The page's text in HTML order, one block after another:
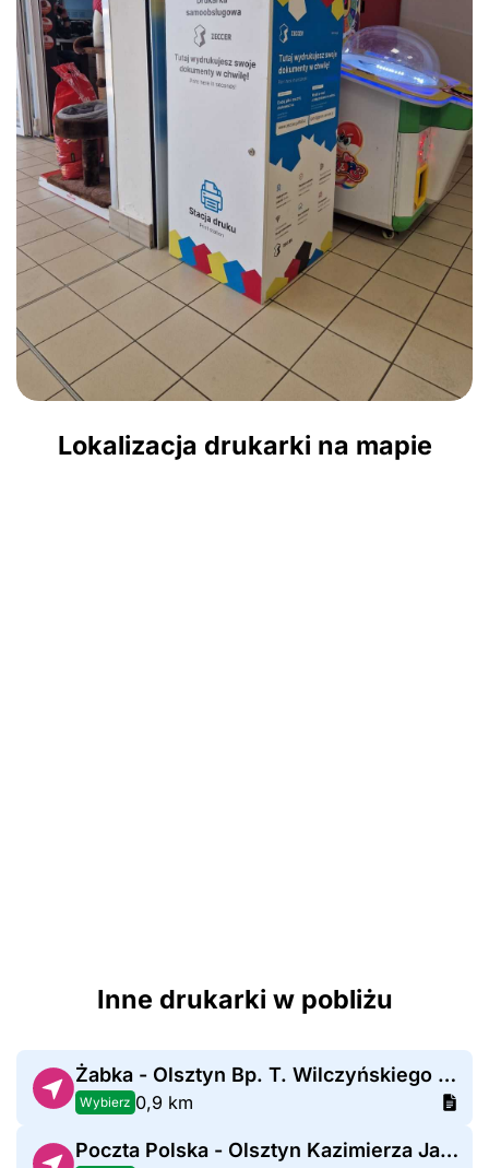
Lokalizacja drukarki na mapie
Inne drukarki w pobliżu
Żabka - Olsztyn Bp. T. Wilczyńskiego 16
Wybierz 0,9 km
Poczta Polska - Olsztyn Kazimierza Jaroszyka